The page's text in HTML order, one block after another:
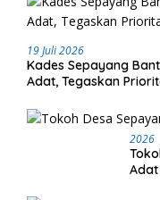
19 Juli 2026
Kades Sepayang
Adat, Tegaskan
2026
Adat